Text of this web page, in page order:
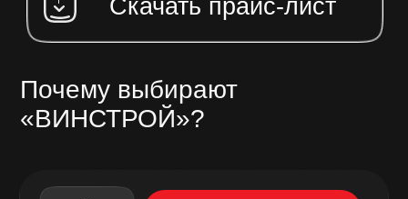
Оперативность
Минимум бюрократии